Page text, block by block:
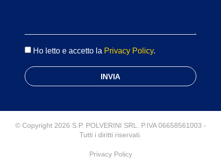
Ho letto e accetto la Privacy Policy.
INVIA
© Copyright 2026 S.P. POLVERINI SRL. P.IVA 06658561003 -
Tutti i diritti riservati.
Privacy Policy